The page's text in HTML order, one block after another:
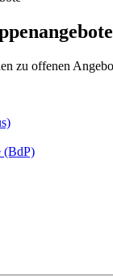
zu offenen
(BdP)